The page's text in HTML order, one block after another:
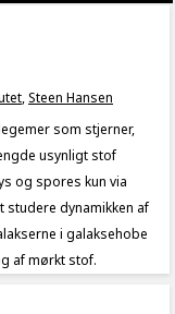
,Steen Hansen
som stjerner,
usynligt stof
og spores kun via
studere dynamikken af
i galaksehobe
af mørkt stof.